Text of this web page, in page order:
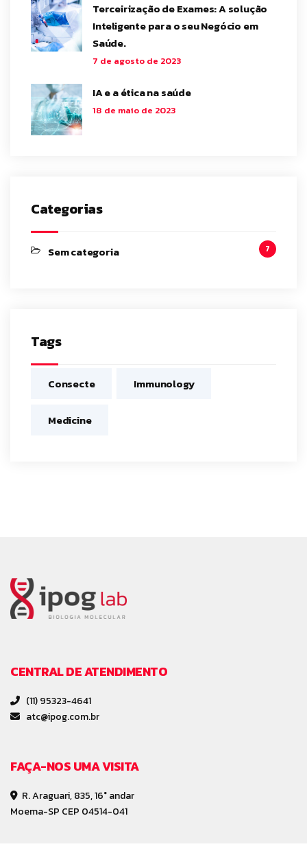
Terceirização de Exames: A solução
Inteligente para o seu Negócio em
Saúde.
7 de agosto de 2023
IA e a ética na saúde
18 de maio de 2023
Categorias
Sem categoria 7
Tags
Consecte Immunology
Medicine
CENTRAL DE ATENDIMENTO
(11) 95323-4641
atc@ipog.com.br
FAÇA-NOS UMA VISITA
R. Araguari, 835, 16° andar
Moema-SP CEP 04514-041